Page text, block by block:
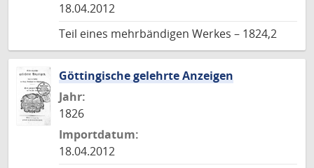
18.04.2012
Teil eines mehrbändigen Werkes – 1824,2
Göttingische gelehrte Anzeigen
Jahr:
1826
Importdatum:
18.04.2012